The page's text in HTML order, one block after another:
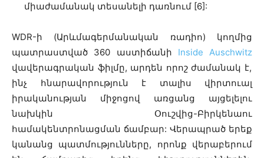
միաժամանակ տեսանելի դառնում [6]:
WDR-ի (Արևմագերմանական ռադիո) կողմից
պատրաստված 360 աստիճանի Inside Auschwitz
վավերագրական ֆիլմը, արդեն որոշ ժամանակ է,
ինչ հնարավորություն է տալիս վիրտուալ
իրականության միջոցով առցանց այցելելու
նախկին Օուշվից-Բիրկենաու
համակենտրոնացման ճամբար: Վերապրած երեք
կանանց պատմությունները, որոնք վերաբերում